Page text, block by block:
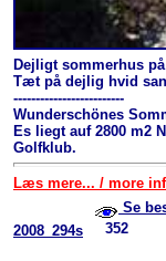
Dejligt sommerhus
Tæt på dejlig hvid
-------------------------
Wunderschönes
Es liegt auf 2800 m2
Golfklub.
Læs mere... / more
2008_294s
Se
352